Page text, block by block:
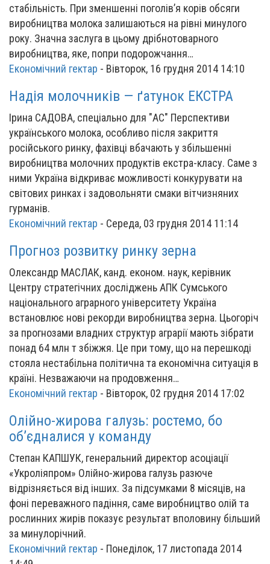
стабільність. При зменшенні поголів’я корів обсяги
виробництва молока залишаються на рівні минулого
року. Значна заслуга в цьому дрібнотоварного
виробництва, яке, попри подорожчання…
Економічний гектар - Вівторок, 16 грудня 2014 14:10
Надія молочників — ґатунок ЕКСТРА
Ірина САДОВА, спеціально для "АС" Перспективи
українського молока, особливо після закриття
російського ринку, фахівці вбачають у збільшенні
виробництва молочних продуктів екстра-класу. Саме з
ними Україна відкриває можливості конкурувати на
світових ринках і задовольняти смаки вітчизняних
гурманів.
Економічний гектар - Середа, 03 грудня 2014 11:14
Прогноз розвитку ринку зерна
Олександр МАСЛАК, канд. економ. наук, керівник
Центру стратегічних досліджень АПК Сумського
національного аграрного університету Україна
встановлює нові рекорди виробництва зерна. Цьогоріч
за прогнозами владних структур аграрії мають зібрати
понад 64 млн т збіжжя. Це при тому, що на перешкоді
стояла нестабільна політична та економічна ситуація в
країні. Незважаючи на продовження…
Економічний гектар - Вівторок, 02 грудня 2014 17:02
Олійно-жирова галузь: ростемо, бо
об’єдналися у команду
Степан КАПШУК, генеральний директор асоціації
«Укроліяпром» Олійно-жирова галузь разюче
відрізняється від інших. За підсумками 8 місяців, на
фоні переважного падіння, саме виробництво олій та
рослинних жирів показує результат вполовину більший
за минулорічний.
Економічний гектар - Понеділок, 17 листопада 2014